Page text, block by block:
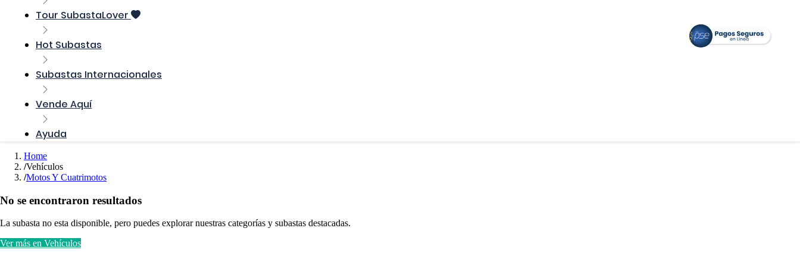
Tour SubastaLover
Hot Subastas
Subastas Internacionales
Vende Aquí
Ayuda
Home
Vehículos
Motos Y Cuatrimotos
No se encontraron resultados
La subasta no esta disponible, pero puedes explorar nuestras categorías y subastas destacadas.
Ver más en Vehículos